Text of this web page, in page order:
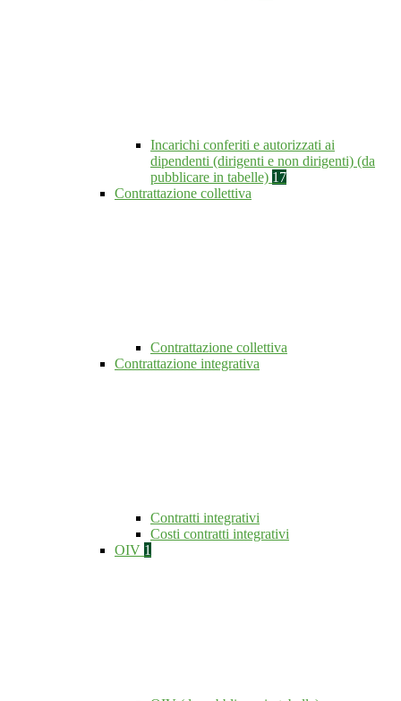
Incarichi conferiti e autorizzati ai
dipendenti (dirigenti e non dirigenti) (da
pubblicare in tabelle) 17
Contrattazione collettiva
Contrattazione collettiva
Contrattazione integrativa
Contratti integrativi
Costi contratti integrativi
OIV 1